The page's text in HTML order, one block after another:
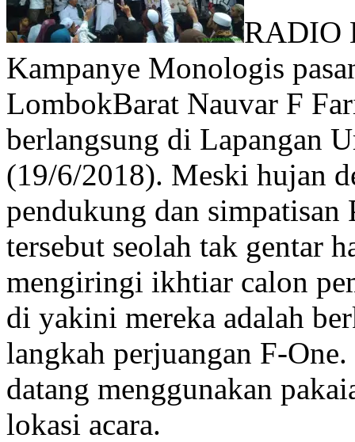
RADIO
Kampanye Monologis
LombokBarat Nauvar F
berlangsung di Lapangan
(19/6/2018). Meski hujan
pendukung dan simpatisan
tersebut seolah tak gentar
mengiringi ikhtiar calon
di yakini mereka adalah
langkah perjuangan F-
datang menggunakan
lokasi acara.